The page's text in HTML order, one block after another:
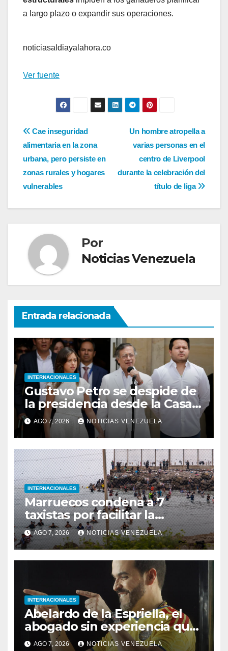
a largo plazo o expandir sus operaciones.
noticiasaldiayalahora.co
Ver fuente
Navegación
de
entradas
Un hombre atropella a
varias personas en el
centro de Liverpool
durante la celebración del
título de liga
Cae inseguridad
alimentaria en la zona
urbana, pero persiste en
zonas rurales y hogares
vulnerables
Por
Noticias Venezuela
Entrada relacionada
INTERNACIONALES
Gustavo Petro se despide de
la presidencia desde la Casa
de Nariño
AGO 7, 2026 NOTICIAS VENEZUELA
INTERNACIONALES
Marruecos condena a 7
taxistas por facilitar la
migración irregular hacia
Ceuta
AGO 7, 2026 NOTICIAS VENEZUELA
INTERNACIONALES
Abelardo de la Espriella, el
abogado sin experiencia que
empezó a gobernar Colombia
AGO 7, 2026 NOTICIAS VENEZUELA